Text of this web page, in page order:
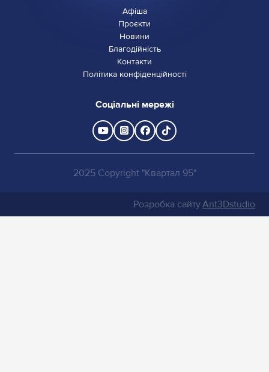
Афіша
Проєкти
Новини
Благодійність
Контакти
Політика конфіденційності
Соціальні мережі
2025 Copyright "Квартал 95"
Розробка сайтуAnt3Dstudio